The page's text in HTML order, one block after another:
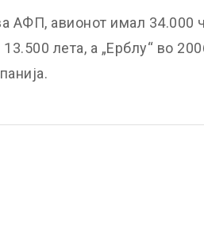
АФП, авионот имал 34.000
лета, а „Ерблу“ во